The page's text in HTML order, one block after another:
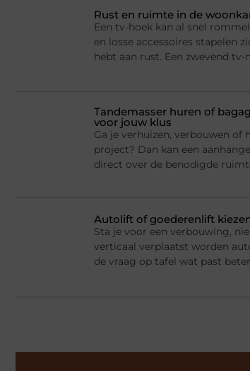
Rust en ruimte in de
Een tv-hoek kan al snel
en losse accessoires stapelen
hebt aan rust. Een zwevend tv-
Tandemasser huren of
voor jouw klus
Ga je verhuizen, verbouwen of
project? Dan kan een
direct over de benodigde
Autolift of goederenlift
Sta je voor een verbouwing,
verticaal verplaatst worden
de vraag op tafel wat past